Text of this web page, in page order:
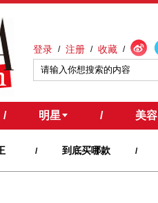
登录 / 注册 / 收藏 /
/ 明星 / 美容
/ 到底买哪款 /